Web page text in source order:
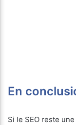
En
Si le SEO reste